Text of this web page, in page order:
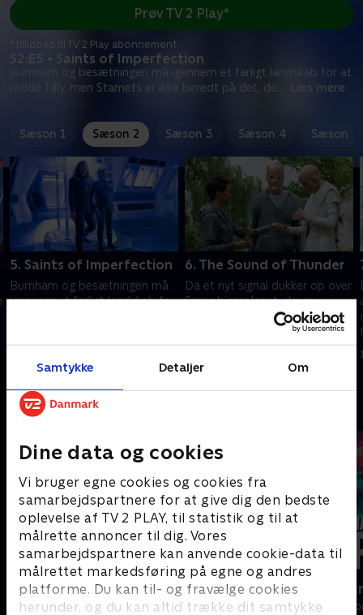
Samtykke Detaljer Om
Dine data og cookies
Vi bruger egne cookies og cookies fra
samarbejdspartnere for at give dig den bedste
oplevelse af TV 2 PLAY, til statistik og til at
målrette annoncer til dig. Vores
samarbejdspartnere kan anvende cookie-data til
målrettet markedsføring på egne og andres
platforme. Du kan til- og fravælge cookies
herunder, og du kan altid trække dit samtykke
S2:E5 • Saints of Imperfection
Burnham og besætningen må igennem et farligt landskab for at
redde Tilly, men Stamets er ikke beredt på det, de
Læs mere
Prøv TV 2 Play*
*tilkøbes til TV 2 Play abonnement
Sæson 1 Sæson 2 Sæson 3 Sæson 4 Sæson 5
5. Saints of Imperfection
Burnham og besætningen må
igennem et farligt landskab for
Sektion 31 hjælper med at
finde Spock.
6. The Sound of Thunder
Da et nyt signal dukker op over
Sarus hjemplanet, drager
Burnham, Saru og besætningen
på en mission, der bringer Saru
i fare.
Andre så også
Doc Martin
Drama • 10 sæsoner
Happy
Drama • 1